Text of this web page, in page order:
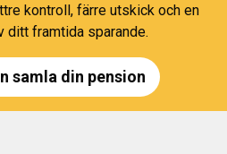
kontroll, färre utskick och en
ditt framtida sparande.
samla din pension